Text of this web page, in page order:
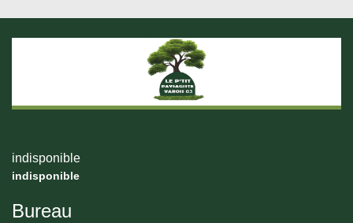
indisponible
indisponible
Bureau